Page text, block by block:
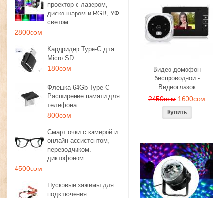
проектор с лазером,
диско-шаром и RGB, УФ
светом
2800сом
Кардридер Type-C для
Micro SD
180сом
Флешка 64Gb Type-C
Расширение памяти для
телефона
800сом
Смарт очки с камерой и
онлайн ассистентом,
переводчиком,
диктофоном
4500сом
Пусковые зажимы для
подключения
Видео домофон
беспроводной -
Видеоглазок
2450сом 1600сом